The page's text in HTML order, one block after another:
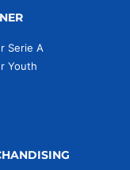
Serie A
Youth